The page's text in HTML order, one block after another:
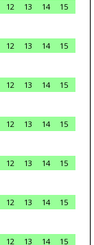
12 13 14
15
12 13 14
15
12 13 14
15
12 13 14
15
12 13 14
15
12 13 14
15
12 13 14 15